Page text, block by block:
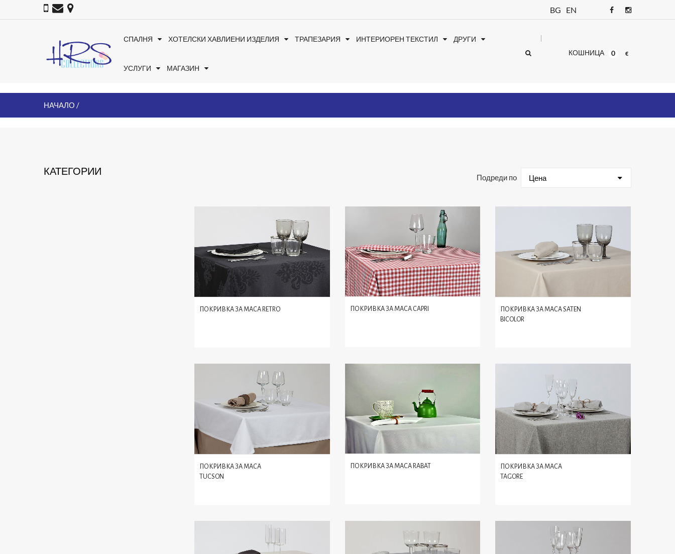
BG EN
СПАЛНЯ ХОТЕЛСКИ ХАВЛИЕНИ ИЗДЕЛИЯ ТРАПЕЗАРИЯ ИНТЕРИОРЕН ТЕКСТИЛ ДРУГИ
УСЛУГИ МАГАЗИН
КОШНИЦА 0 €
НАЧАЛО
КАТЕГОРИИ
Подреди по Цена
ПОКРИВКА ЗА МАСА RETRO ПОКРИВКА ЗА МАСА CAPRI
ПОКРИВКА ЗА МАСА SATEN
BICOLOR
ПОКРИВКА ЗА МАСА
TUCSON
ПОКРИВКА ЗА МАСА RABAT
ПОКРИВКА ЗА МАСА
TAGORE